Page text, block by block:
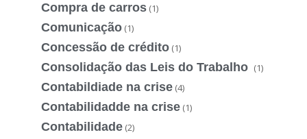
Compra de carros (1)
Comunicação (1)
Concessão de crédito (1)
Consolidação das Leis do Trabalho (1)
Contabildiade na crise (4)
Contabilidadde na crise (1)
Contabilidade (2)